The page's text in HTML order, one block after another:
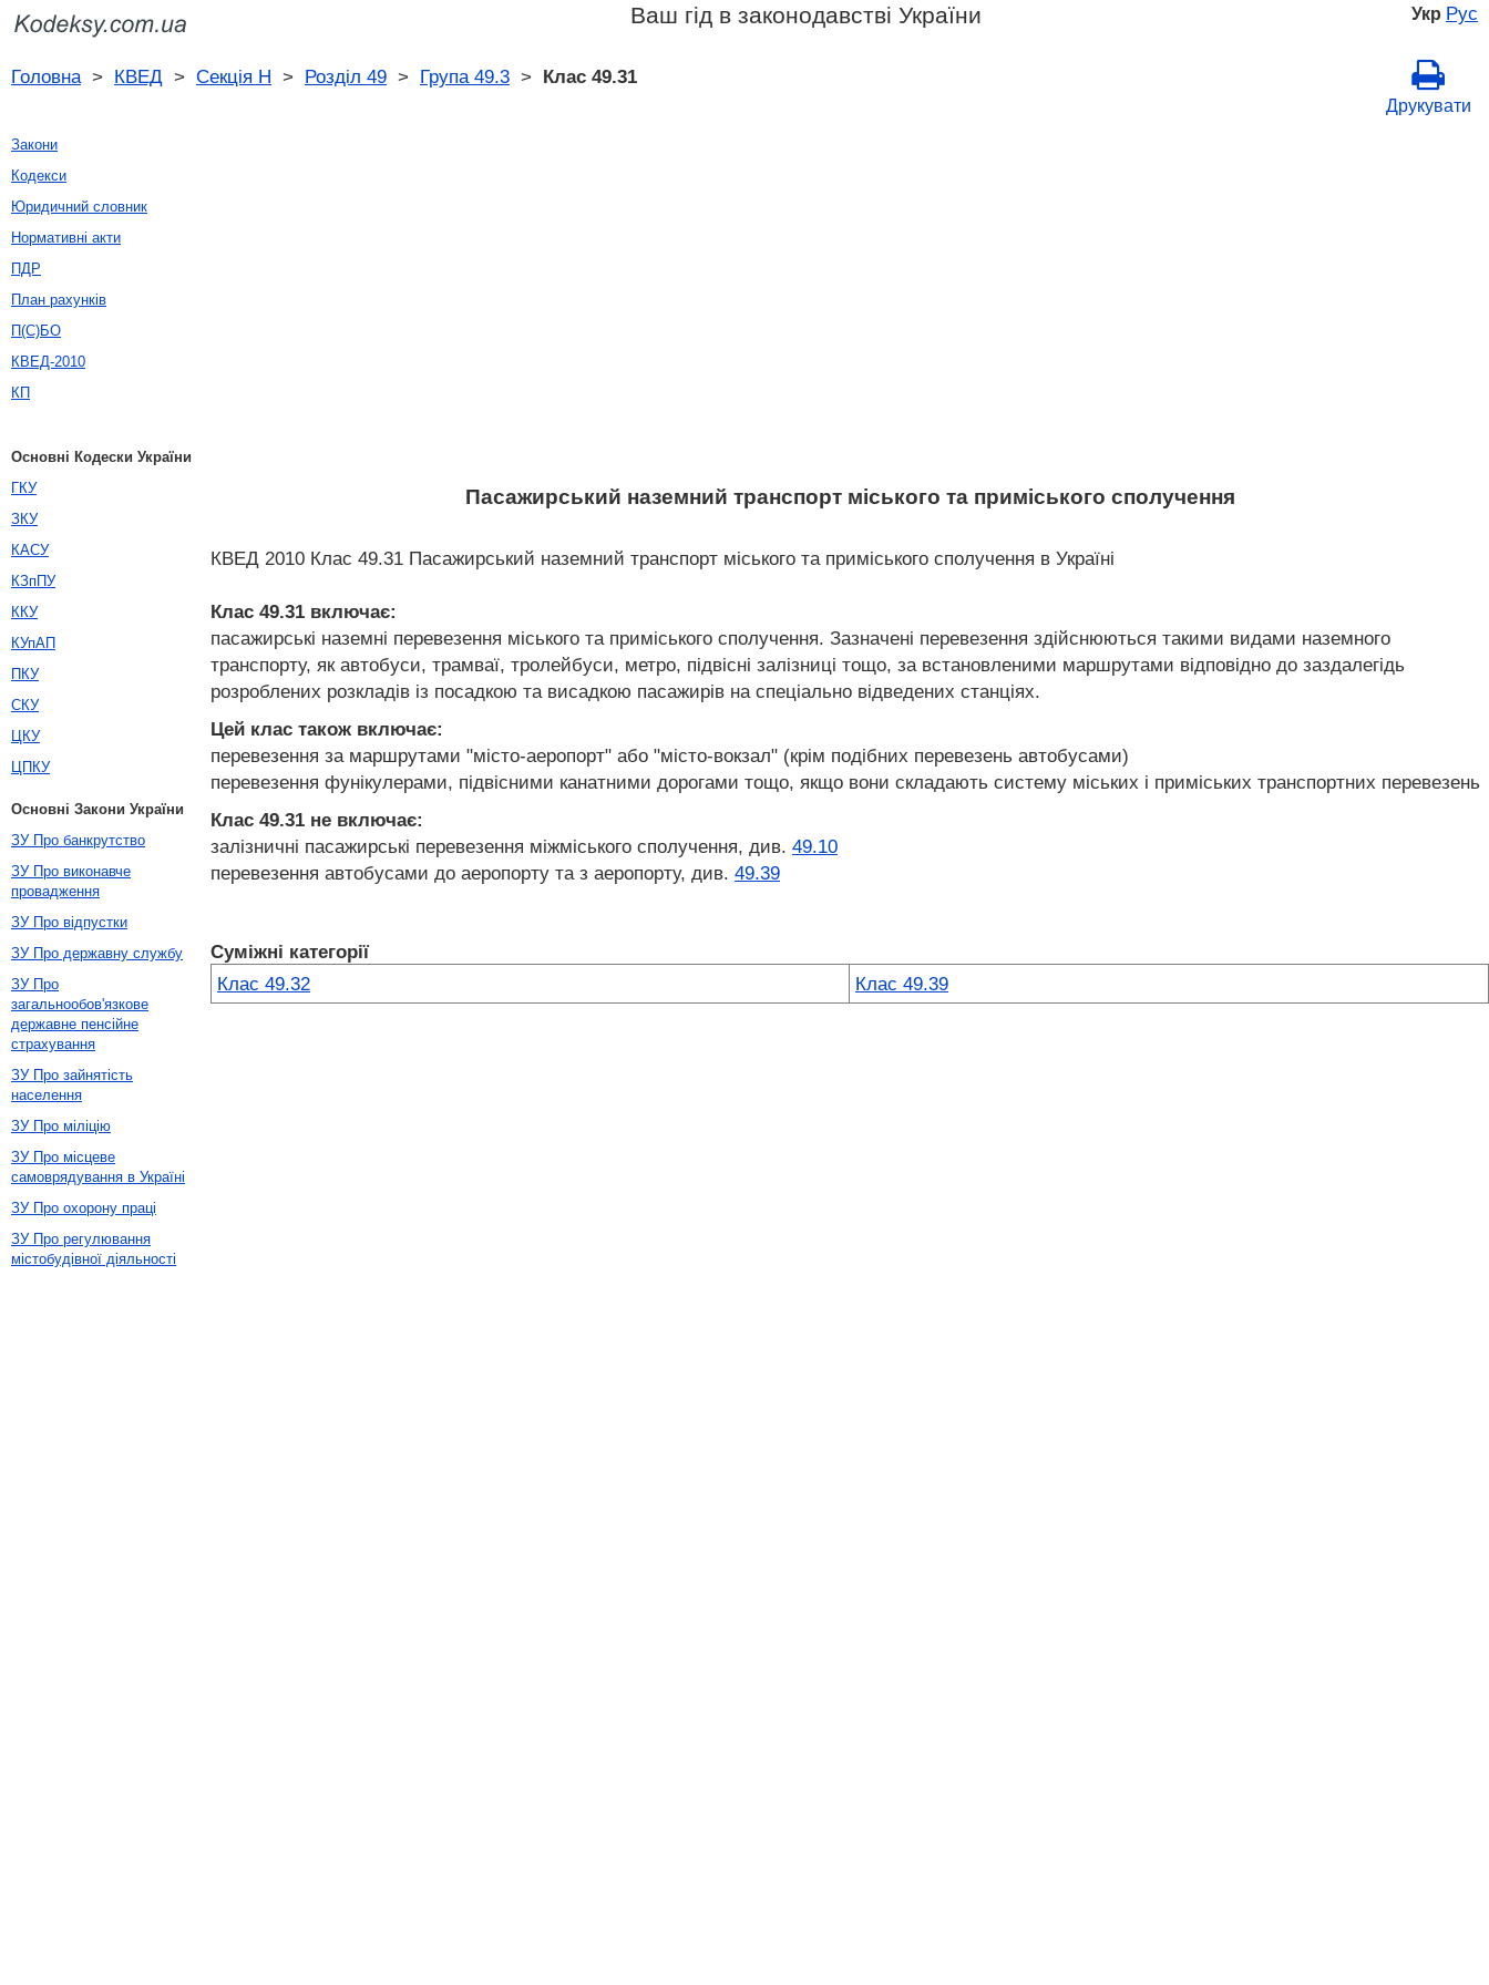
Укр Рус
Ваш гід в законодавстві України
Головна> КВЕД > Секція H > Розділ 49 > Група 49.3 > Клас 49.31
Друкувати
Пасажирський наземний транспорт міського та приміського сполучення
КВЕД 2010 Клас 49.31 Пасажирський наземний транспорт міського та приміського сполучення в Україні
Клас 49.31 включає:
пасажирські наземні перевезення міського та приміського сполучення. Зазначені перевезення здійснюються такими видами наземного
транспорту, як автобуси, трамваї, тролейбуси, метро, підвісні залізниці тощо, за встановленими маршрутами відповідно до заздалегідь
розроблених розкладів із посадкою та висадкою пасажирів на спеціально відведених станціях.
Цей клас також включає:
перевезення за маршрутами "місто-аеропорт" або "місто-вокзал" (крім подібних перевезень автобусами)
перевезення фунікулерами, підвісними канатними дорогами тощо, якщо вони складають систему міських і приміських транспортних перевезень
Клас 49.31 не включає:
залізничні пасажирські перевезення міжміського сполучення, див. 49.10
перевезення автобусами до аеропорту та з аеропорту, див. 49.39
Суміжні категорії
Клас 49.32
Клас 49.39
Закони
Кодекси
Юридичний словник
Нормативні акти
ПДР
План рахунків
П(С)БО
КВЕД-2010
КП
Основні Кодески України
ГКУ
ЗКУ
КАСУ
КЗпПУ
ККУ
КУпАП
ПКУ
СКУ
ЦКУ
ЦПКУ
Основні Закони України
ЗУ Про банкрутство
ЗУ Про виконавче
провадження
ЗУ Про відпустки
ЗУ Про державну службу
ЗУ Про
загальнообов'язкове
державне пенсійне
страхування
ЗУ Про зайнятість
населення
ЗУ Про міліцію
ЗУ Про місцеве
самоврядування в Україні
ЗУ Про охорону праці
ЗУ Про регулювання
містобудівної діяльності